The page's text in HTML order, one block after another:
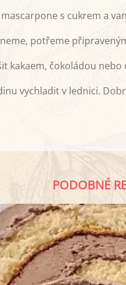
s cukrem a
potřeme
kakaem, čokoládou nebo
vychladit v lednici.
PODOBNÉ